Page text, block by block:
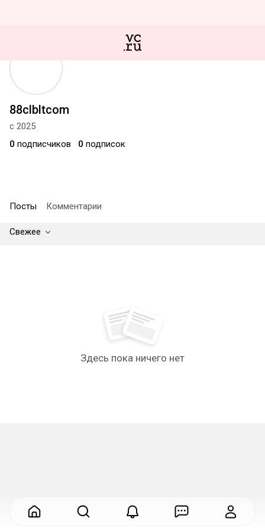
88clbltcom
с 2025
0 подписчиков 0 подписок
Посты Комментарии
Свежее
Здесь пока ничего нет